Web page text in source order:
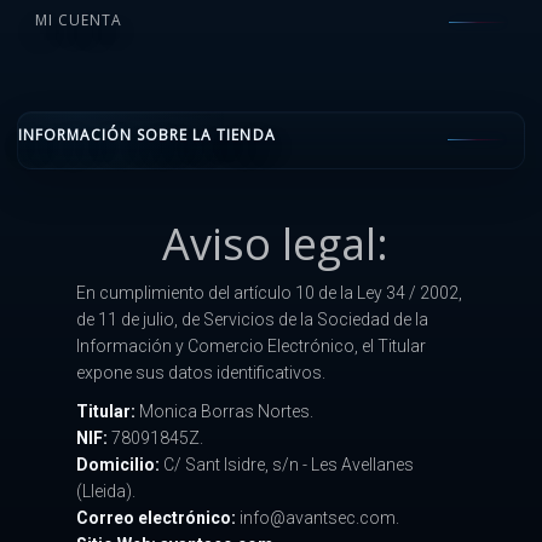
MI CUENTA
INFORMACIÓN SOBRE LA TIENDA
Aviso legal:
En cumplimiento del artículo 10 de la Ley 34 / 2002,
de 11 de julio, de Servicios de la Sociedad de la
Información y Comercio Electrónico, el Titular
expone sus datos identificativos.
Titular: Monica Borras Nortes.
NIF: 78091845Z.
Domicilio: C/ Sant Isidre, s/n - Les Avellanes
(Lleida).
Correo electrónico: info@avantsec.com.